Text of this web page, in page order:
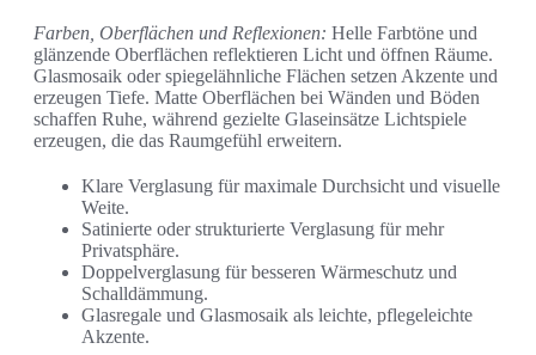
Farben, Oberflächen und Reflexionen: Helle Farbtöne und
glänzende Oberflächen reflektieren Licht und öffnen Räume.
Glasmosaik oder spiegelähnliche Flächen setzen Akzente und
erzeugen Tiefe. Matte Oberflächen bei Wänden und Böden
schaffen Ruhe, während gezielte Glaseinsätze Lichtspiele
erzeugen, die das Raumgefühl erweitern.
Klare Verglasung für maximale Durchsicht und visuelle
Weite.
Satinierte oder strukturierte Verglasung für mehr
Privatsphäre.
Doppelverglasung für besseren Wärmeschutz und
Schalldämmung.
Glasregale und Glasmosaik als leichte, pflegeleichte
Akzente.